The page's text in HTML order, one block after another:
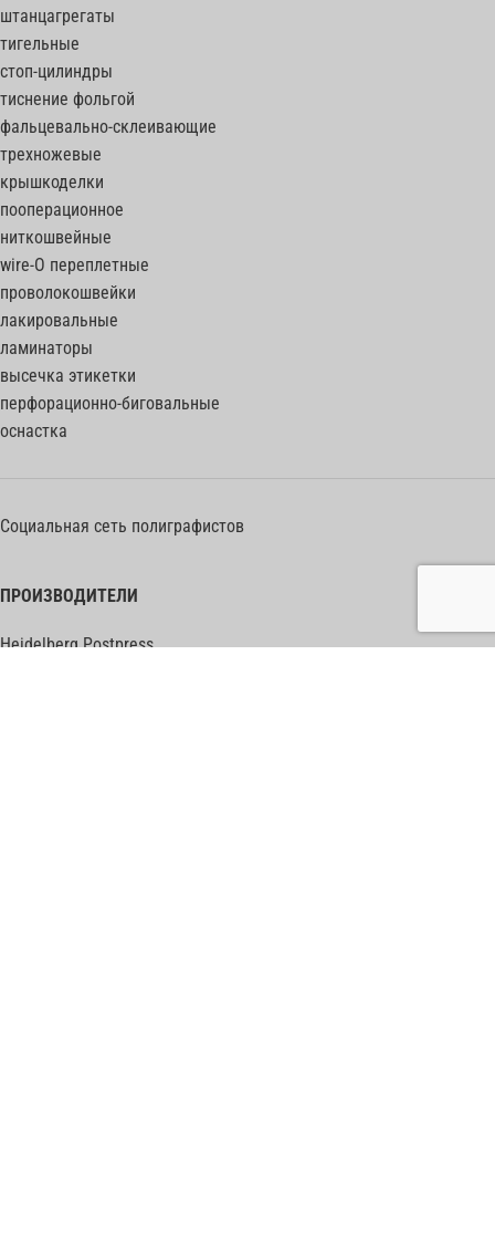
штанцагрегаты
тигельные
стоп-цилиндры
тиснение фольгой
фальцевально-склеивающие
трехножевые
крышкоделки
пооперационное
ниткошвейные
wire-O переплетные
проволокошвейки
лакировальные
ламинаторы
высечка этикетки
перфорационно-биговальные
оснастка
Социальная сеть полиграфистов
ПРОИЗВОДИТЕЛИ
Heidelberg Postpress